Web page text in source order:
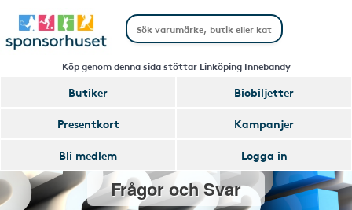
Köp genom denna sida stöttar Linköping Innebandy
Butiker
Biobiljetter
Presentkort
Kampanjer
Bli medlem
Logga in
Frågor och Svar